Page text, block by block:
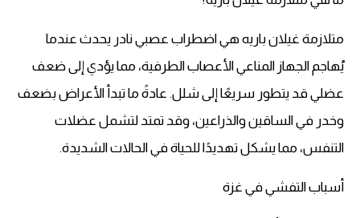
متلازمة غيلان باريه هي اضطراب عصبي نادر يحدث عندما
يُهاجم الجهاز المناعي الأعصاب الطرفية، مما يؤدي إلى ضعف
عضلي قد يتطور سريعًا إلى شلل. عادةً ما تبدأ الأعراض بضعف
وخدر في الساقين والذراعين، وقد تمتد لتشمل عضلات
التنفس، مما يشكل تهديدًا للحياة في الحالات الشديدة.
أسباب التفشي في غزة